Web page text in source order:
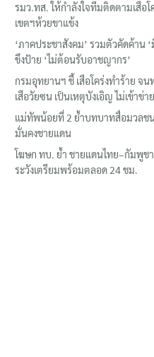
รมว.ทส. ให้กำลังใจทีมติดตามเสือโ
เขตฯห้วยขาแข้ง
‘ภาคประชาสังคม’ รวมตัวคัดค้าน ‘
ขึงป้าย ‘ไม่ต้อนรับอาชญากร’
กรมอุทยานฯ ชี้ เสือโคร่งทำร้าย จ
เสือวัยซน เป็นเหตุบังเอิญ ไม่เข้าข่า
แม่ทัพน้อยที่ 2 ย้ำบทบาทสื่อมวลช
มั่นคงชายแดน
โฆษก ทบ. ย้ำ ชายแดนไทย–กัมพูช
ระวังเตรียมพร้อมตลอด 24 ชม.